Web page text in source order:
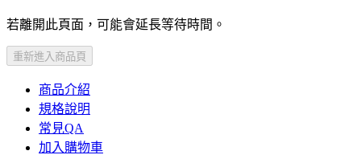
若離開此頁面，可能會延長等待時間。
重新進入商品頁
商品介紹
規格說明
常見QA
加入購物車